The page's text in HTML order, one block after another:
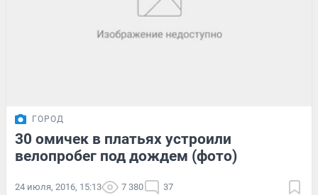
ГОРОД
30 омичек в платьях устроили
велопробег под дождем (фото)
24 июля, 2016, 15:13 7 380 37